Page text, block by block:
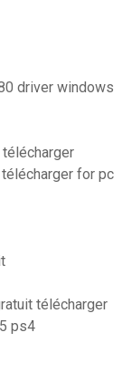
driver windows
for pc
télécharger
ps4